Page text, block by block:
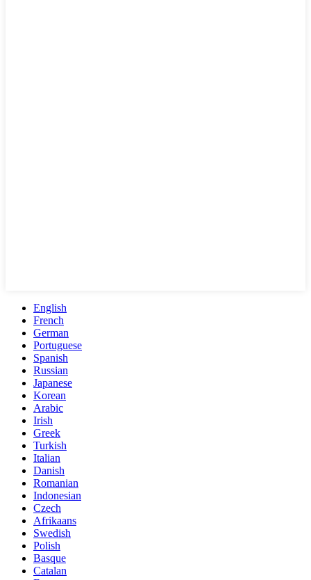
English
French
German
Portuguese
Spanish
Russian
Japanese
Korean
Arabic
Irish
Greek
Turkish
Italian
Danish
Romanian
Indonesian
Czech
Afrikaans
Swedish
Polish
Basque
Catalan